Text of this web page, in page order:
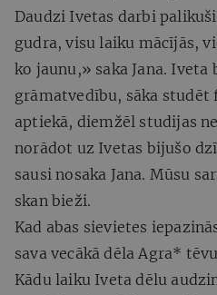
Daudzi Ivetas darbi
gudra, visu laiku mācījās,
ko jaunu,» saka Jana.
grāmatvedību, sāka
aptiekā, diemžēl studijas
norādot uz Ivetas bijušo
sausi nosaka Jana. Mūsu
skan bieži.
Kad abas sievietes
sava vecākā dēla Agra*
Kādu laiku Iveta dēlu